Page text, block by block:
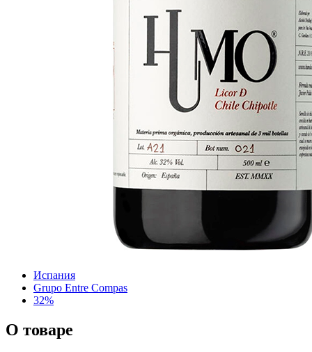
Испания
Grupo Entre Compas
32%
О товаре